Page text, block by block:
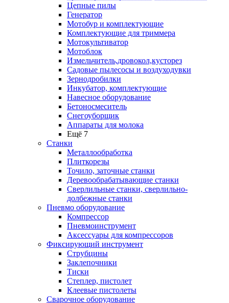
Цепные пилы
Генератор
Мотобур и комплектующие
Комплектующие для триммера
Мотокультиватор
Мотоблок
Измельчитель,дровокол,кусторез
Садовые пылесосы и воздуходувки
Зернодробилки
Инкубатор, комплектующие
Навесное оборудование
Бетоносмеситель
Снегоуборщик
Аппараты для молока
Ещё 7
Станки
Металлообработка
Плиткорезы
Точило, заточные станки
Деревообрабатывающие станки
Сверлильные станки, сверлильно-
долбежные станки
Пневмо оборудование
Компрессор
Пневмоинструмент
Аксессуары для компрессоров
Фиксирующий инструмент
Струбцины
Заклепочники
Тиски
Степлер, пистолет
Клеевые пистолеты
Сварочное оборудование